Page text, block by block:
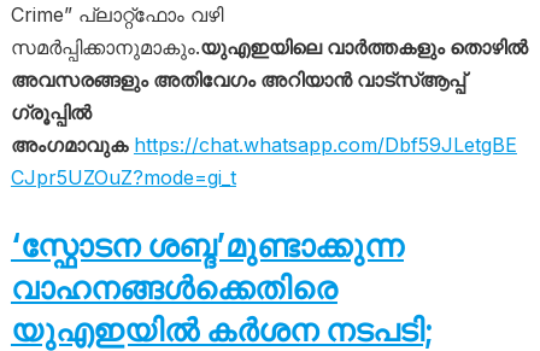
Crime” പ്ലാറ്റ്‌ഫോം വഴി
സമർപ്പിക്കാനുമാകും.യുഎഇയിലെ വാർത്തകളും തൊഴിൽ
അവസരങ്ങളും അതിവേഗം അറിയാൻ വാട്സ്ആപ്പ്
ഗ്രൂപ്പിൽ
അംഗമാവുക https://chat.whatsapp.com/Dbf59JLetgBE
CJpr5UZOuZ?mode=gi_t
‘സ്ഫോടന ശബ്ദ’മുണ്ടാക്കുന്ന
വാഹനങ്ങൾക്കെതിരെ
യുഎഇയിൽ കർശന നടപടി;